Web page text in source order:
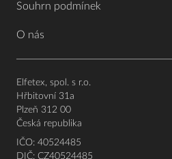
Souhrn podmínek
O nás
Elfetex, spol. s r.o.
Hřbitovní 31a
Plzeň 312 00
Česká republika
IČO: 40524485
DIČ: CZ40524485